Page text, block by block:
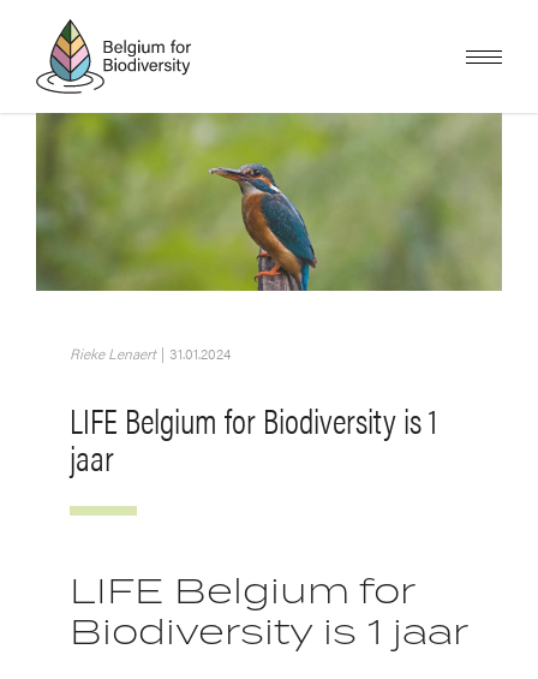
inhoud
gaan
Afbeelding
Rieke Lenaert | 31.01.2024
LIFE Belgium for Biodiversity is 1
jaar
LIFE Belgium for
Biodiversity is 1 jaar